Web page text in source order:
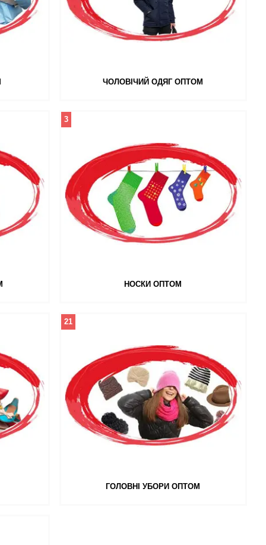
ЧОЛОВІЧИЙ ОДЯГ ОПТОМ
НОСКИ ОПТОМ
3
ГОЛОВНІ УБОРИ ОПТОМ
21